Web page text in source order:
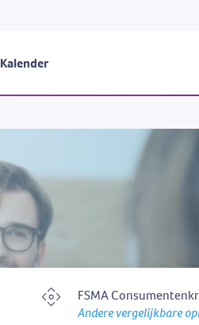
Kalender
FSMA
Andere vergelijkbare